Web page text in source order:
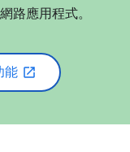
路應用程式。
能 open_in_new